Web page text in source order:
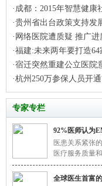
·成都：2015年智慧健康
·贵州省出台政策支持发
·网络医院遭质疑 推广进
·福建:未来两年要打造
·宿迁突然重建公立医院
·杭州250万参保人员开
专家专栏
92%医师认为
医患关系紧张
医疗服务质量
全球医生首富